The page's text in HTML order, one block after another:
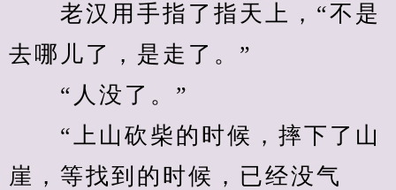
老汉用手指了指天上，“不是
去哪儿了，是走了。”
“人没了。”
“上山砍柴的时候，摔下了山
崖，等找到的时候，已经没气